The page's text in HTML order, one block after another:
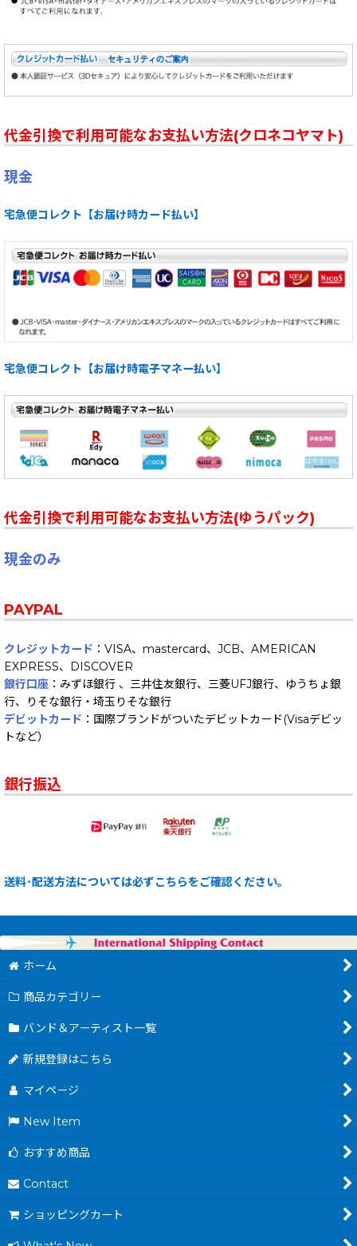
代金引換で利用可能なお支払い方法(クロネコヤマト)
現金
宅急便コレクト【お届け時カード払い】
宅急便コレクト【お届け時電子マネー払い】
代金引換で利用可能なお支払い方法(ゆうパック)
現金のみ
PAYPAL
クレジットカード ：VISA、mastercard、JCB、AMERICAN
EXPRESS、DISCOVER
銀行口座 ：みずほ銀行 、三井住友銀行、三菱UFJ銀行、ゆうちょ銀
行、りそな銀行・埼玉りそな銀行
デビットカード ：国際ブランドがついたデビットカード(Visaデビッ
トなど）
銀行振込
送料･配送方法については必ずこちらをご確認ください。
ホーム
商品カテゴリー
バンド＆アーティスト一覧
新規登録はこちら
マイページ
New Item
おすすめ商品
Contact
ショッピングカート